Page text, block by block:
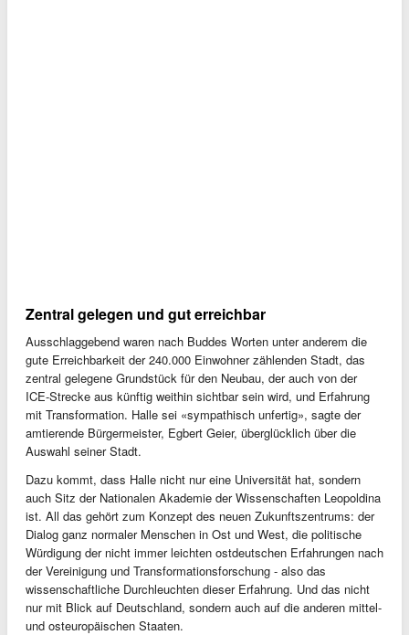
Zentral gelegen und gut erreichbar
Ausschlaggebend waren nach Buddes Worten unter anderem die
gute Erreichbarkeit der 240.000 Einwohner zählenden Stadt, das
zentral gelegene Grundstück für den Neubau, der auch von der
ICE-Strecke aus künftig weithin sichtbar sein wird, und Erfahrung
mit Transformation. Halle sei «sympathisch unfertig», sagte der
amtierende Bürgermeister, Egbert Geier, überglücklich über die
Auswahl seiner Stadt.
Dazu kommt, dass Halle nicht nur eine Universität hat, sondern
auch Sitz der Nationalen Akademie der Wissenschaften Leopoldina
ist. All das gehört zum Konzept des neuen Zukunftszentrums: der
Dialog ganz normaler Menschen in Ost und West, die politische
Würdigung der nicht immer leichten ostdeutschen Erfahrungen nach
der Vereinigung und Transformationsforschung - also das
wissenschaftliche Durchleuchten dieser Erfahrung. Und das nicht
nur mit Blick auf Deutschland, sondern auch auf die anderen mittel-
und osteuropäischen Staaten.